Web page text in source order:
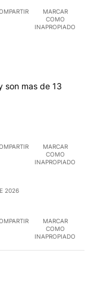
MARCAR
COMO
INAPROPIADO
son mas de 13
MARCAR
COMO
INAPROPIADO
2026
MARCAR
COMO
INAPROPIADO